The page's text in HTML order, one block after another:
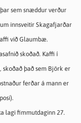
sem snæddur verður
innsveitir Skagafjarðar
við Glaumbæ.
skoðað. Kaffi í
skoðað það sem Björk er
ferðar á mann er
lagi fimmutdaginn 27.